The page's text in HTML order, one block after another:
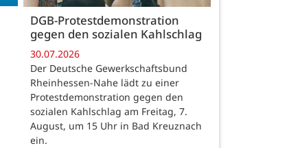
DGB-Protestdemonstration
gegen den sozialen Kahlschlag
30.07.2026
Der Deutsche Gewerkschaftsbund
Rheinhessen-Nahe lädt zu einer
Protestdemonstration gegen den
sozialen Kahlschlag am Freitag, 7.
August, um 15 Uhr in Bad Kreuznach
ein.